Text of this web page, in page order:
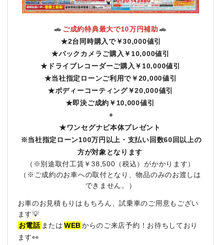
🚗 ご成約特典最大で10万円補助🚗
★2台同時購入で￥30,000値引
★バックカメラご購入￥10,000値引
★ドライブレコーダーご購入￥10,000値引
★当社指定ローンご利用で￥20,000値引
★ボディーコーティング￥20,000値引
★即決ご成約￥10,000値引
+
★ワンセグナビ本体プレゼント
※当社指定ローン100万円以上・支払い回数60回以上の
方が対象となります
（※別途取付工賃￥38,500（税込）がかかります）
（※ご成約のお車への取付となり、物品のみのお渡しは
できません。）
お車のお見積もりはもちろん、試乗車のご用意もござい
ます💡
お電話 または WEBからのご来店予約！お待ちしており
ます👀